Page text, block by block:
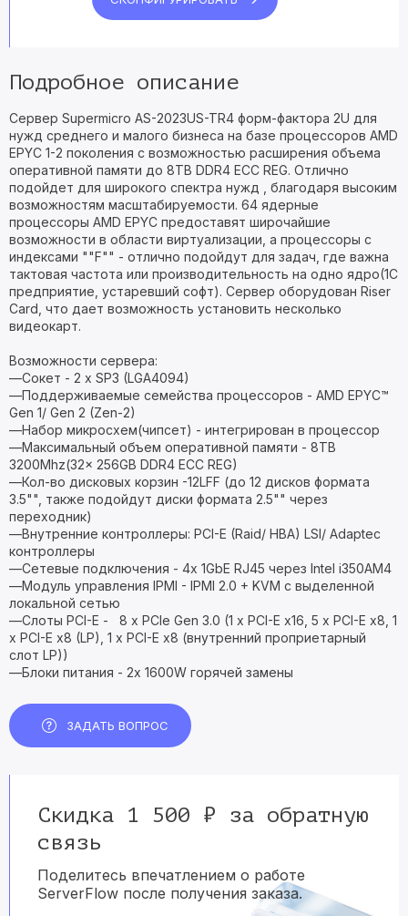
Подробное описание
Сервер Supermicro AS-2023US-TR4 форм-фактора 2U для
нужд среднего и малого бизнеса на базе процессоров AMD
EPYC 1-2 поколения с возможностью расширения объема
оперативной памяти до 8TB DDR4 ECC REG. Отлично
подойдет для широкого спектра нужд , благодаря высоким
возможностям масштабируемости. 64 ядерные
процессоры AMD EPYC предоставят широчайшие
возможности в области виртуализации, а процессоры с
индексами ""F"" - отлично подойдут для задач, где важна
тактовая частота или производительность на одно ядро(1C
предприятие, устаревший софт). Сервер оборудован Riser
Card, что дает возможность установить несколько
видеокарт.
Возможности сервера:
—Сокет - 2 х SP3 (LGA4094)
—Поддерживаемые семейства процессоров - AMD EPYC™
Gen 1/ Gen 2 (Zen-2)
—Набор микросхем(чипсет) - интегрирован в процессор
—Максимальный объем оперативной памяти - 8TB
3200Mhz(32x 256GB DDR4 ECC REG)
—Кол-во дисковых корзин -12LFF (до 12 дисков формата
3.5"", также подойдут диски формата 2.5"" через
переходник)
—Внутренние контроллеры: PCI-E (Raid/ HBA) LSI/ Adaptec
контроллеры
—Сетевые подключения - 4x 1GbE RJ45 через Intel i350AM4
—Модуль управления IPMI - IPMI 2.0 + KVM с выделенной
локальной сетью
—Слоты PCI-E - 8 x PCIe Gen 3.0 (1 x PCI-E x16, 5 x PCI-E x8, 1
x PCI-E x8 (LP), 1 x PCI-E x8 (внутренний проприетарный
слот LP))
—Блоки питания - 2x 1600W горячей замены
ЗАДАТЬ ВОПРОС
Скидка 1 500 ₽ за обратную
связь
Поделитесь впечатлением о работе
ServerFlow после получения заказа.